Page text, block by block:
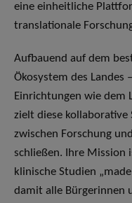
eine einheitliche
translationale
Aufbauend auf dem
Ökosystem des Landes
Einrichtungen wie dem
zielt diese kollaborative
zwischen Forschung
schließen. Ihre Mission
klinische Studien
damit alle Bürgerinnen